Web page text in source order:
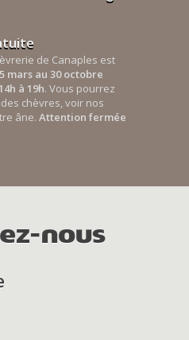
de Canaples est
mars au 30 octobre
à 19h. Vous pourrez
chèvres, voir nos
âne. Attention fermée
nous